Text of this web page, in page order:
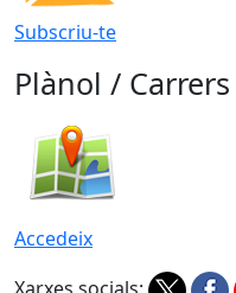
Subscriu-te
Plànol / Carrers
Accedeix